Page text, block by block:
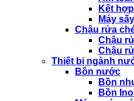
Kết
Máy
Chậu rửa
Chậu
Chậu
Thiết bị ngành
Bồn nước
Bồn
Bồn